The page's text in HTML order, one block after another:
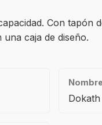
Con
una caja de diseño.
Nombre
Dokath